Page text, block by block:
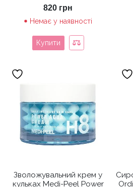
820 грн
Немає у наявності
Купити
Зволожувальний крем у
кульках Medi-Peel Power